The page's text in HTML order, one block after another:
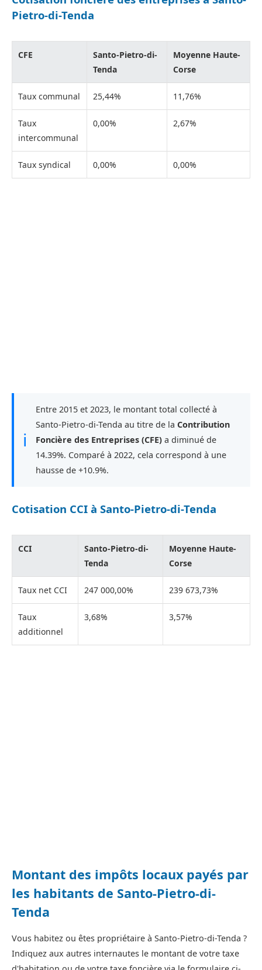
Pietro-di-Tenda
CFE
Santo-Pietro-di-
Tenda
Moyenne Haute-
Corse
Taux communal 25,44% 11,76%
Taux
intercommunal
0,00% 2,67%
Taux syndical 0,00% 0,00%
ℹ
Entre 2015 et 2023, le montant total collecté à
Santo-Pietro-di-Tenda au titre de la Contribution
Foncière des Entreprises (CFE) a diminué de
14.39%. Comparé à 2022, cela correspond à une
hausse de +10.9%.
Cotisation CCI à Santo-Pietro-di-Tenda
CCI
Santo-Pietro-di-
Tenda
Moyenne Haute-
Corse
Taux net CCI 247 000,00% 239 673,73%
Taux
additionnel
3,68% 3,57%
Montant des impôts locaux payés par
les habitants de Santo-Pietro-di-
Tenda
Vous habitez ou êtes propriétaire à Santo-Pietro-di-Tenda ?
Indiquez aux autres internautes le montant de votre taxe